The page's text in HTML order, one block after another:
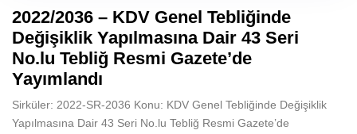
2022/2036 – KDV Genel Tebliğinde
Değişiklik Yapılmasına Dair 43 Seri
No.lu Tebliğ Resmi Gazete’de
Yayımlandı
Sirküler: 2022-SR-2036 Konu: KDV Genel Tebliğinde Değişiklik
Yapılmasına Dair 43 Seri No.lu Tebliğ Resmi Gazete’de